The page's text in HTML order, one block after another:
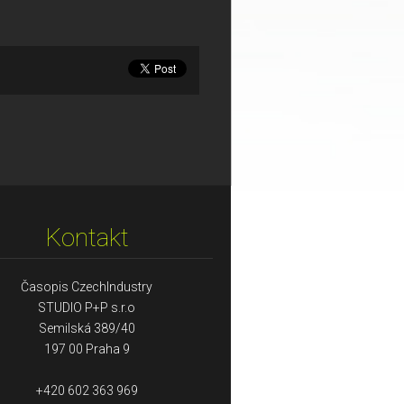
Kontakt
Časopis CzechIndustry
STUDIO P+P s.r.o
Semilská 389/40
197 00 Praha 9
+420 602 363 969